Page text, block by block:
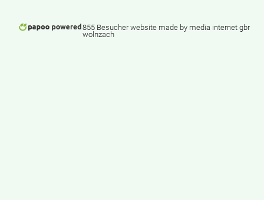
855 Besucher website made by media internet gbr
wolnzach